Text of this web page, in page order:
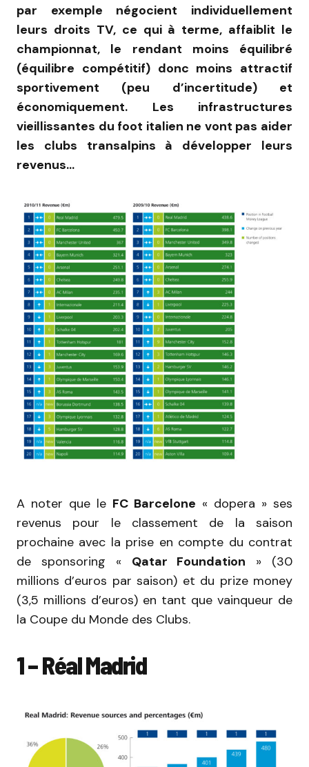
par exemple négocient individuellement
leurs droits TV, ce qui à terme, affaiblit le
championnat, le rendant moins équilibré
(équilibre compétitif) donc moins attractif
sportivement (peu d’incertitude) et
économiquement. Les infrastructures
vieillissantes du foot italien ne vont pas aider
les clubs transalpins à développer leurs
revenus…
A noter que le FC Barcelone « dopera » ses
revenus pour le classement de la saison
prochaine avec la prise en compte du contrat
de sponsoring « Qatar Foundation » (30
millions d’euros par saison) et du prize money
(3,5 millions d’euros) en tant que vainqueur de
la Coupe du Monde des Clubs.
1 – Réal Madrid